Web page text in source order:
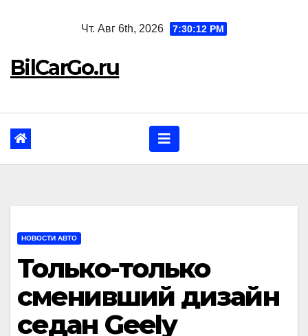
Чт. Авг 6th, 2026 7:30:13 PM
BilCarGo.ru
НОВОСТИ АВТО
Только-только
сменивший дизайн
седан Geely